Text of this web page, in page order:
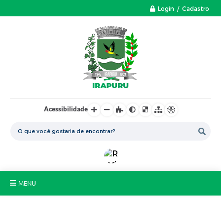
Login / Cadastro
Acessibilidade
MENU